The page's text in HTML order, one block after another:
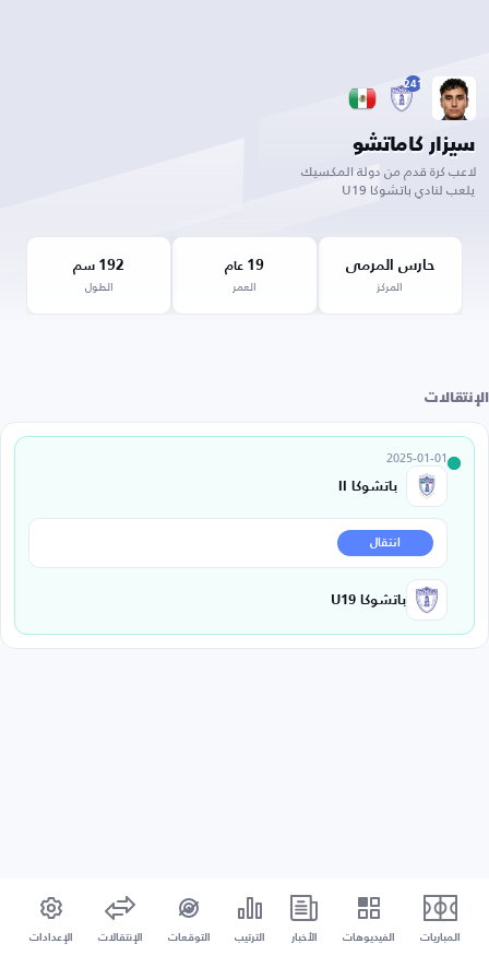
241
سيزار كاماتشو
لاعب كرة قدم من دولة المكسيك
يلعب لنادي باتشوكا U19
حارس المرمى
المركز
19 عام
العمر
192 سم
الطول
الإنتقالات
2025-01-01
باتشوكا II
انتقال
باتشوكا U19
المباريات الفيديوهات الأخبار الترتيب التوقعات الإنتقالات الإعدادات